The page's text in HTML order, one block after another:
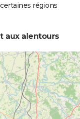
régions
aux alentours